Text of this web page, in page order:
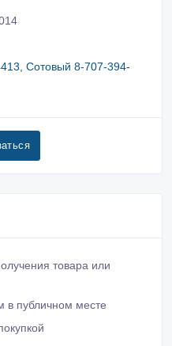
Сотовый 8-707-394-
товара или
в публичном месте